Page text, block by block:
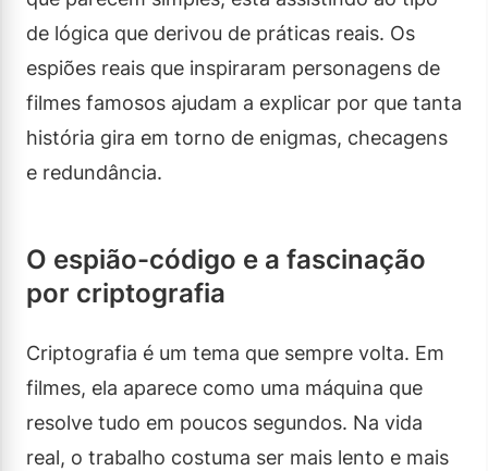
de lógica que derivou de práticas reais. Os
espiões reais que inspiraram personagens de
filmes famosos ajudam a explicar por que tanta
história gira em torno de enigmas, checagens
e redundância.
O espião-código e a fascinação
por criptografia
Criptografia é um tema que sempre volta. Em
filmes, ela aparece como uma máquina que
resolve tudo em poucos segundos. Na vida
real, o trabalho costuma ser mais lento e mais